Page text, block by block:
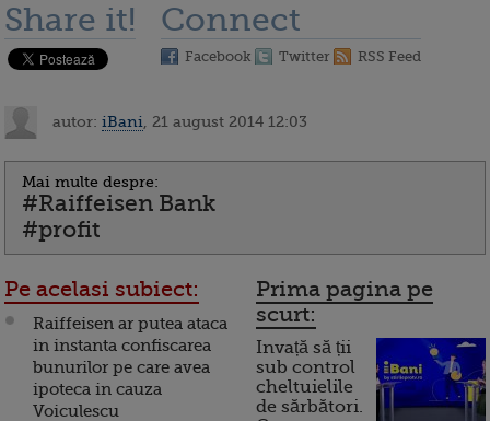
Share it! Connect
Facebook Twitter RSS Feed
autor: iBani , 21 august 2014 12:03
Mai multe despre:
#Raiffeisen Bank
#profit
Pe acelasi subiect:
Raiffeisen ar putea ataca
in instanta confiscarea
bunurilor pe care avea
ipoteca in cauza
Voiculescu
Prima pagina pe
scurt:
Invață să ții
sub control
cheltuielile
de sărbători.